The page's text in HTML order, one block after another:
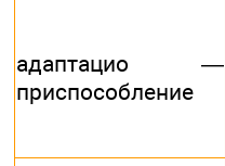
адаптацио —
приспособление